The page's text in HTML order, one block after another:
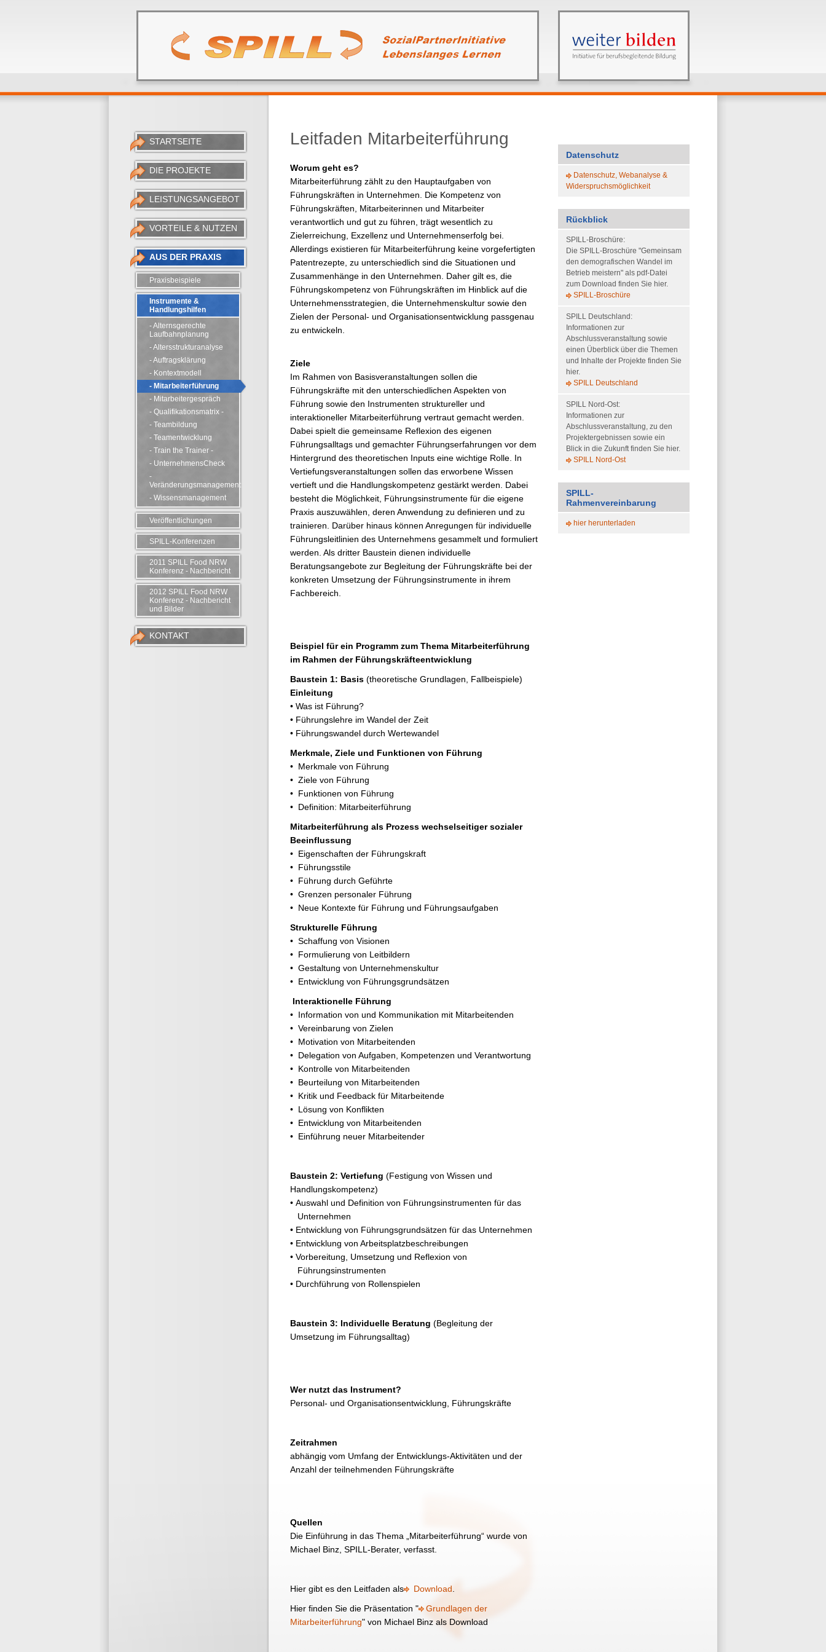
STARTSEITE
DIE PROJEKTE
LEISTUNGSANGEBOT
VORTEILE & NUTZEN
AUS DER PRAXIS
Praxisbeispiele
Instrumente &
Handlungshilfen
- Alternsgerechte
Laufbahnplanung
- Altersstrukturanalyse
- Auftragsklärung
- Kontextmodell
- Mitarbeiterführung
- Mitarbeitergespräch
- Qualifikationsmatrix -
- Teambildung
- Teamentwicklung
- Train the Trainer -
- UnternehmensCheck
-
Veränderungsmanagement
- Wissensmanagement
Veröffentlichungen
SPILL-Konferenzen
2011 SPILL Food NRW
Konferenz - Nachbericht
2012 SPILL Food NRW
Konferenz - Nachbericht
und Bilder
KONTAKT
Leitfaden Mitarbeiterführung
Worum geht es?
Mitarbeiterführung zählt zu den Hauptaufgaben von
Führungskräften in Unternehmen. Die Kompetenz von
Führungskräften, Mitarbeiterinnen und Mitarbeiter
verantwortlich und gut zu führen, trägt wesentlich zu
Zielerreichung, Exzellenz und Unternehmenserfolg bei.
Allerdings existieren für Mitarbeiterführung keine vorgefertigten
Patentrezepte, zu unterschiedlich sind die Situationen und
Zusammenhänge in den Unternehmen. Daher gilt es, die
Führungskompetenz von Führungskräften im Hinblick auf die
Unternehmensstrategien, die Unternehmenskultur sowie den
Zielen der Personal- und Organisationsentwicklung passgenau
zu entwickeln.
Ziele
Im Rahmen von Basisveranstaltungen sollen die
Führungskräfte mit den unterschiedlichen Aspekten von
Führung sowie den Instrumenten struktureller und
interaktioneller Mitarbeiterführung vertraut gemacht werden.
Dabei spielt die gemeinsame Reflexion des eigenen
Führungsalltags und gemachter Führungserfahrungen vor dem
Hintergrund des theoretischen Inputs eine wichtige Rolle. In
Vertiefungsveranstaltungen sollen das erworbene Wissen
vertieft und die Handlungskompetenz gestärkt werden. Dabei
besteht die Möglichkeit, Führungsinstrumente für die eigene
Praxis auszuwählen, deren Anwendung zu definieren und zu
trainieren. Darüber hinaus können Anregungen für individuelle
Führungsleitlinien des Unternehmens gesammelt und formuliert
werden. Als dritter Baustein dienen individuelle
Beratungsangebote zur Begleitung der Führungskräfte bei der
konkreten Umsetzung der Führungsinstrumente in ihrem
Fachbereich.
Beispiel für ein Programm zum Thema Mitarbeiterführung
im Rahmen der Führungskräfteentwicklung
Baustein 1: Basis (theoretische Grundlagen, Fallbeispiele)
Einleitung
• Was ist Führung?
• Führungslehre im Wandel der Zeit
• Führungswandel durch Wertewandel
Merkmale, Ziele und Funktionen von Führung
• Merkmale von Führung
• Ziele von Führung
• Funktionen von Führung
• Definition: Mitarbeiterführung
Mitarbeiterführung als Prozess wechselseitiger sozialer
Beeinflussung
• Eigenschaften der Führungskraft
• Führungsstile
• Führung durch Geführte
• Grenzen personaler Führung
• Neue Kontexte für Führung und Führungsaufgaben
Strukturelle Führung
• Schaffung von Visionen
• Formulierung von Leitbildern
• Gestaltung von Unternehmenskultur
• Entwicklung von Führungsgrundsätzen
Interaktionelle Führung
• Information von und Kommunikation mit Mitarbeitenden
• Vereinbarung von Zielen
• Motivation von Mitarbeitenden
• Delegation von Aufgaben, Kompetenzen und Verantwortung
• Kontrolle von Mitarbeitenden
• Beurteilung von Mitarbeitenden
• Kritik und Feedback für Mitarbeitende
• Lösung von Konflikten
• Entwicklung von Mitarbeitenden
• Einführung neuer Mitarbeitender
Baustein 2: Vertiefung (Festigung von Wissen und
Handlungskompetenz)
• Auswahl und Definition von Führungsinstrumenten für das
Unternehmen
• Entwicklung von Führungsgrundsätzen für das Unternehmen
• Entwicklung von Arbeitsplatzbeschreibungen
• Vorbereitung, Umsetzung und Reflexion von
Führungsinstrumenten
• Durchführung von Rollenspielen
Baustein 3: Individuelle Beratung (Begleitung der
Umsetzung im Führungsalltag)
Wer nutzt das Instrument?
Personal- und Organisationsentwicklung, Führungskräfte
Zeitrahmen
abhängig vom Umfang der Entwicklungs-Aktivitäten und der
Anzahl der teilnehmenden Führungskräfte
Quellen
Die Einführung in das Thema „Mitarbeiterführung“ wurde von
Michael Binz, SPILL-Berater, verfasst.
Hier gibt es den Leitfaden als Download
Hier finden Sie die Präsentation "
Grundlagen der
Mitarbeiterführung" von Michael Binz als Download
Datenschutz
Datenschutz, Webanalyse &
Widerspruchsmöglichkeit
Rückblick
SPILL-Broschüre:
Die SPILL-Broschüre "Gemeinsam
den demografischen Wandel im
Betrieb meistern" als pdf-Datei
zum Download finden Sie hier.
SPILL-Broschüre
SPILL Deutschland:
Informationen zur
Abschlussveranstaltung sowie
einen Überblick über die Themen
und Inhalte der Projekte finden Sie
hier.
SPILL Deutschland
SPILL Nord-Ost:
Informationen zur
Abschlussveranstaltung, zu den
Projektergebnissen sowie ein
Blick in die Zukunft finden Sie hier.
SPILL Nord-Ost
SPILL-
Rahmenvereinbarung
hier herunterladen